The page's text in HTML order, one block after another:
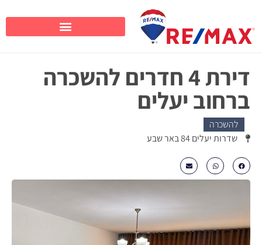
דירת 4 חדרים להשכרה
ברחוב יעלים
להשכרה
שדרות יעלים 84 באר שבע
₪3050